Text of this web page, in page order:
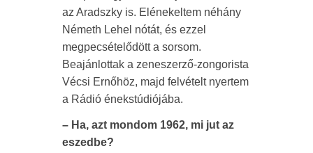
az Aradszky is. Elénekeltem néhány
Németh Lehel nótát, és ezzel
megpecsételődött a sorsom.
Beajánlottak a zeneszerző-zongorista
Vécsi Ernőhöz, majd felvételt nyertem
a Rádió énekstúdiójába.
– Ha, azt mondom 1962, mi jut az
eszedbe?